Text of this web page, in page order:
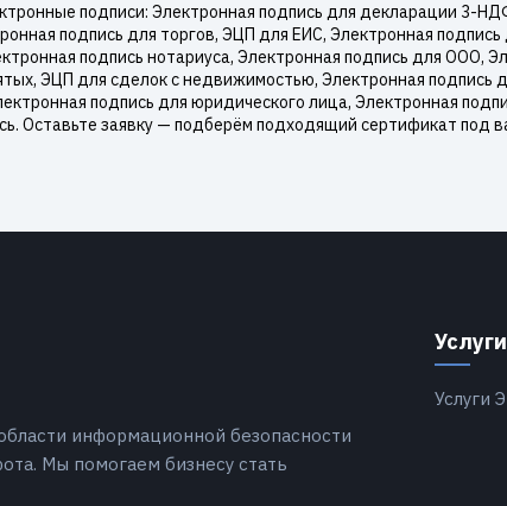
подписи: Электронная подпись для декларации 3-
подпись для торгов, ЭЦП для ЕИС, Электронная
подпись нотариуса, Электронная подпись для ООО,
ЭЦП для сделок с недвижимостью, Электронная
подпись для юридического лица, Электронная
Оставьте заявку — подберём подходящий сертификат под
информационной безопасности
Мы помогаем бизнесу стать
Услуги
Услуги